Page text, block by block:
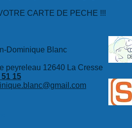
CARTE DE PECHE !!!
Blanc
peyreleau 12640 La Cresse
15